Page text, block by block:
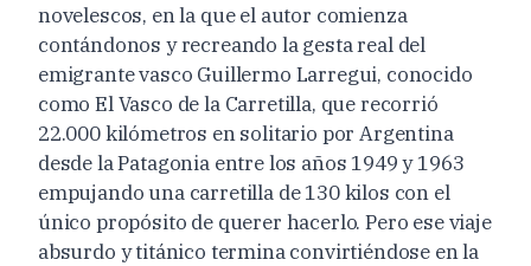
novelescos, en la que el autor comienza
contándonos y recreando la gesta real del
emigrante vasco Guillermo Larregui, conocido
como El Vasco de la Carretilla, que recorrió
22.000 kilómetros en solitario por Argentina
desde la Patagonia entre los años 1949 y 1963
empujando una carretilla de 130 kilos con el
único propósito de querer hacerlo. Pero ese viaje
absurdo y titánico termina convirtiéndose en la